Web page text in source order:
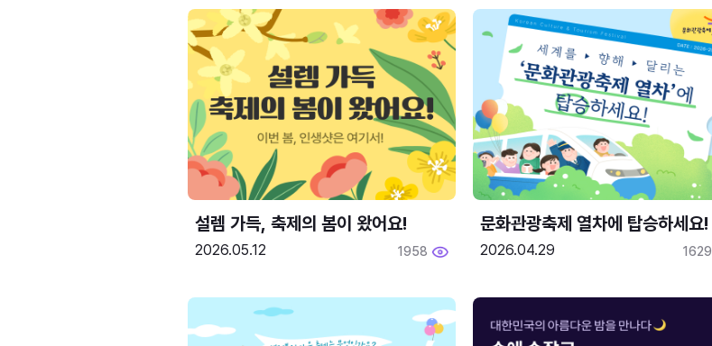
설렘 가득, 축제의 봄이 왔어요!
2026.05.12 1958
문화관광축제 열차에 탑승하세요!
2026.04.29 1629